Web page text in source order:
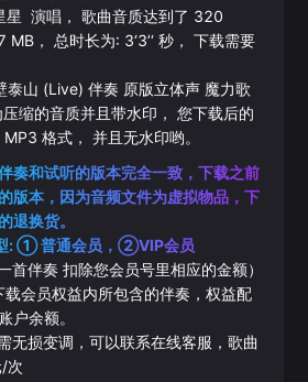
星 演唱， 歌曲音质达到了 320
MB， 总时长为: 3‘3’‘秒， 下载需要
泰山 (Live) 伴奏 原版立体声 魔力歌
缩的音质并且带水印， 您下载后的
MP3 格式， 并且无水印哟。
奏和试听的版本完全一致，下载之前
版本，因为音频文件为虚拟物品，下
退换货。
: ① 普通会员，②VIP会员
首伴奏 扣除您会员号里相应的金额）
会员权益内所包含的伴奏，权益配
户余额。
无损变调，可以联系在线客服，歌曲
次